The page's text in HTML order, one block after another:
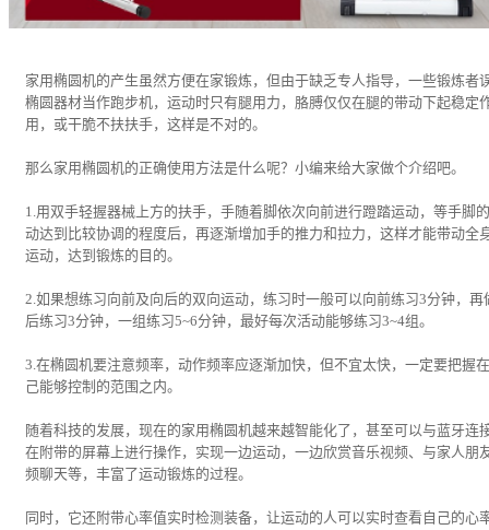
家用椭圆机的产生虽然方便在家锻炼，但由于缺乏专人指导，一些锻炼者
椭圆器材当作跑步机，运动时只有腿用力，胳膊仅仅在腿的带动下起稳定
用，或干脆不扶扶手，这样是不对的。
那么家用椭圆机的正确使用方法是什么呢？小编来给大家做个介绍吧。
1.用双手轻握器械上方的扶手，手随着脚依次向前进行蹬踏运动，等手脚
动达到比较协调的程度后，再逐渐增加手的推力和拉力，这样才能带动全
运动，达到锻炼的目的。
2.如果想练习向前及向后的双向运动，练习时一般可以向前练习3分钟，再
后练习3分钟，一组练习5~6分钟，最好每次活动能够练习3~4组。
3.在椭圆机要注意频率，动作频率应逐渐加快，但不宜太快，一定要把握
己能够控制的范围之内。
随着科技的发展，现在的家用椭圆机越来越智能化了，甚至可以与蓝牙连
在附带的屏幕上进行操作，实现一边运动，一边欣赏音乐视频、与家人朋
频聊天等，丰富了运动锻炼的过程。
同时，它还附带心率值实时检测装备，让运动的人可以实时查看自己的心